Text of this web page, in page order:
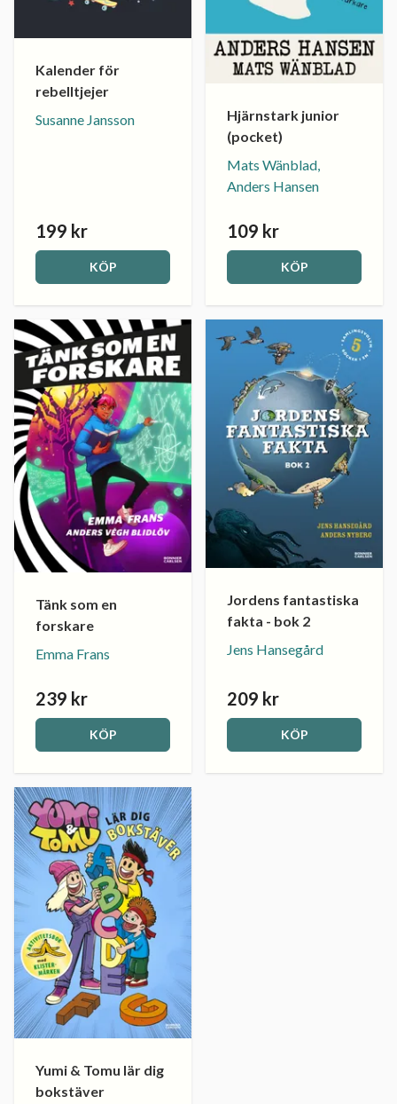
Kalender för
rebelltjejer
Susanne Jansson
199 kr
KÖP
Hjärnstark junior
(pocket)
Mats Wänblad,
Anders Hansen
109 kr
KÖP
Tänk som en
forskare
Emma Frans
239 kr
KÖP
Jordens fantastiska
fakta - bok 2
Jens Hansegård
209 kr
KÖP
Yumi & Tomu lär dig
bokstäver